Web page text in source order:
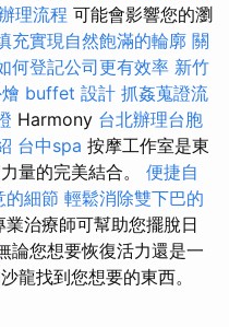
理流程 可能會影響您的瀏
充實現自然飽滿的輪廓 關
何登記公司更有效率 新竹
燴 buffet 設計 抓姦蒐證流
Harmony 台北辦理台胞
台中spa 按摩工作室是東
量的完美結合。 便捷自
的細節 輕鬆消除雙下巴的
治療師可幫助您擺脫日
論您想要恢復活力還是一
龍找到您想要的東西。